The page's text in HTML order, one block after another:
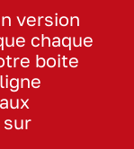
version
chaque
boite